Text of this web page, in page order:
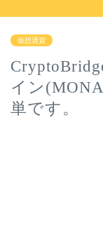
仮想通貨
イン
単です。